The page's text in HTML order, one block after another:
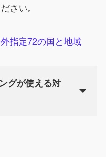
さい。
指定72の国と地域
グが使える対